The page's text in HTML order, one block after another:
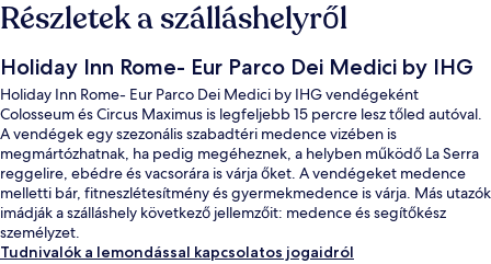
Részletek a szálláshelyről
Holiday Inn Rome- Eur Parco Dei Medici by IHG
Holiday Inn Rome- Eur Parco Dei Medici by IHG vendégeként
Colosseum és Circus Maximus is legfeljebb 15 percre lesz tőled autóval.
A vendégek egy szezonális szabadtéri medence vizében is
megmártózhatnak, ha pedig megéheznek, a helyben működő La Serra
reggelire, ebédre és vacsorára is várja őket. A vendégeket medence
melletti bár, fitneszlétesítmény és gyermekmedence is várja. Más utazók
imádják a szálláshely következő jellemzőit: medence és segítőkész
személyzet.
Tudnivalók a lemondással kapcsolatos jogaidról